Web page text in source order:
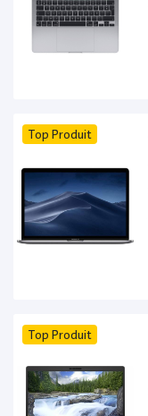
Top Produit
Top Produit